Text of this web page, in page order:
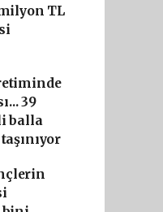
TL
39
balla